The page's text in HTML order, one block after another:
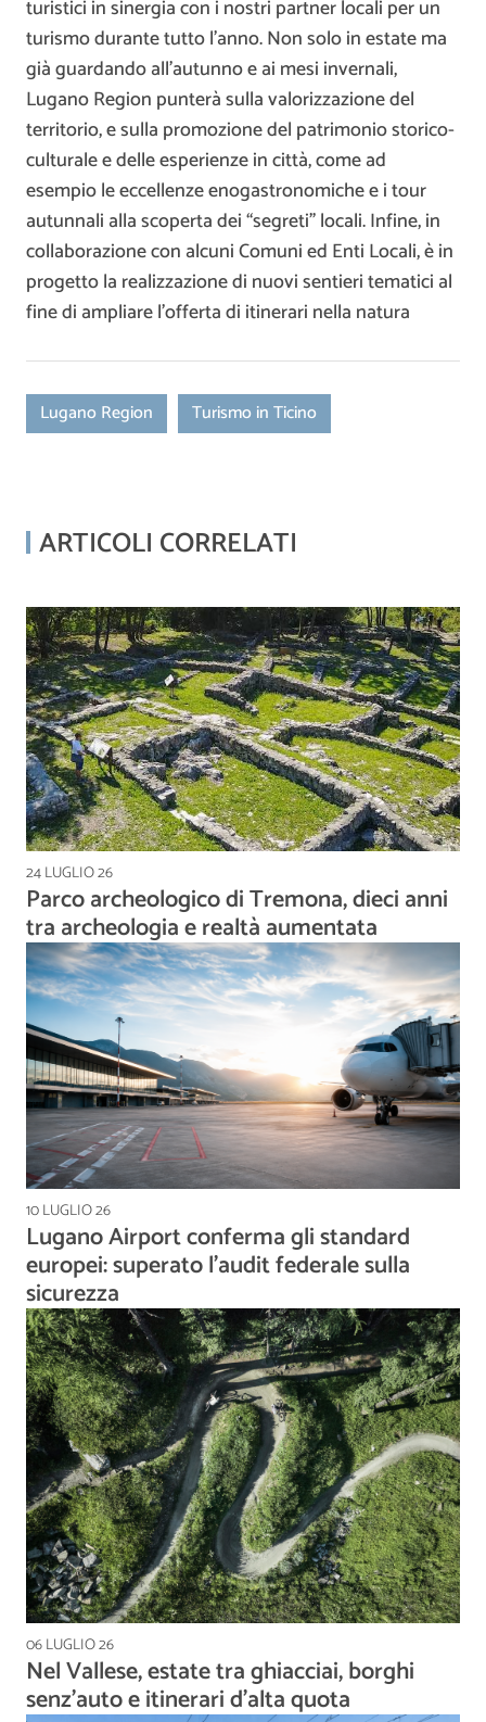
turistici in sinergia con i nostri partner locali per un
turismo durante tutto l’anno. Non solo in estate ma
già guardando all’autunno e ai mesi invernali,
Lugano Region punterà sulla valorizzazione del
territorio, e sulla promozione del patrimonio storico-
culturale e delle esperienze in città, come ad
esempio le eccellenze enogastronomiche e i tour
autunnali alla scoperta dei “segreti” locali. Infine, in
collaborazione con alcuni Comuni ed Enti Locali, è in
progetto la realizzazione di nuovi sentieri tematici al
fine di ampliare l’offerta di itinerari nella natura
Lugano Region Turismo in Ticino
ARTICOLI CORRELATI
24 LUGLIO 26
Parco archeologico di Tremona, dieci anni
tra archeologia e realtà aumentata
10 LUGLIO 26
Lugano Airport conferma gli standard
europei: superato l'audit federale sulla
sicurezza
06 LUGLIO 26
Nel Vallese, estate tra ghiacciai, borghi
senz'auto e itinerari d'alta quota